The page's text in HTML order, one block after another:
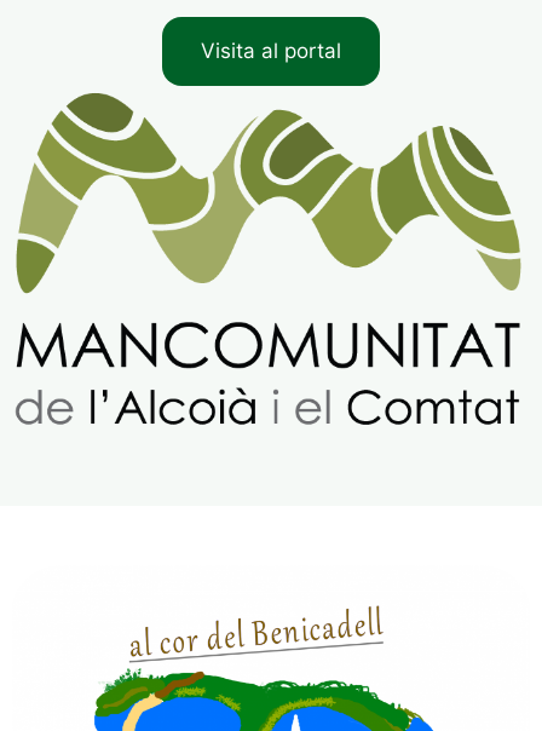
Visita al portal